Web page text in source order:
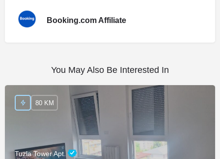
Booking.com Affiliate
You May Also Be Interested In
Tuzla Tower Apt.
80 KM